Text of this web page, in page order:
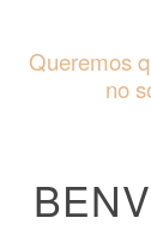
Queremos
no